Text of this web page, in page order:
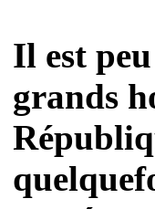
Il est
grands